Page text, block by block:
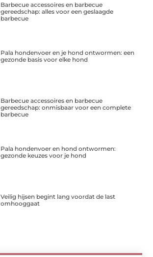
Barbecue accessoires en barbecue
gereedschap: alles voor een geslaagde
barbecue
Pala hondenvoer en je hond ontwormen: een
gezonde basis voor elke hond
Barbecue accessoires en barbecue
gereedschap: onmisbaar voor een complete
barbecue
Pala hondenvoer en hond ontwormen:
gezonde keuzes voor je hond
Veilig hijsen begint lang voordat de last
omhooggaat